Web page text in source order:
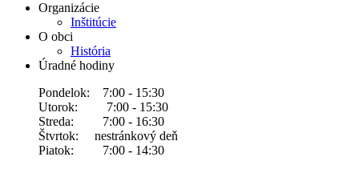
Organizácie
Inštitúcie
O obci
História
Úradné hodiny
Pondelok: 7:00 - 15:30
Utorok: 7:00 - 15:30
Streda: 7:00 - 16:30
Štvrtok: nestránkový deň
Piatok: 7:00 - 14:30